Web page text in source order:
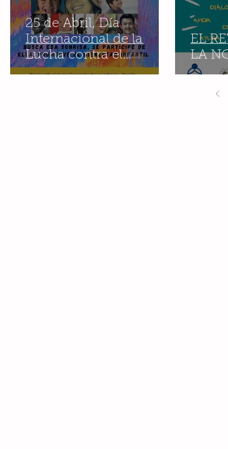
25 de Abril, Día
Internacional de la
Lucha contra el
Maltrato Infantil.
EL
LA